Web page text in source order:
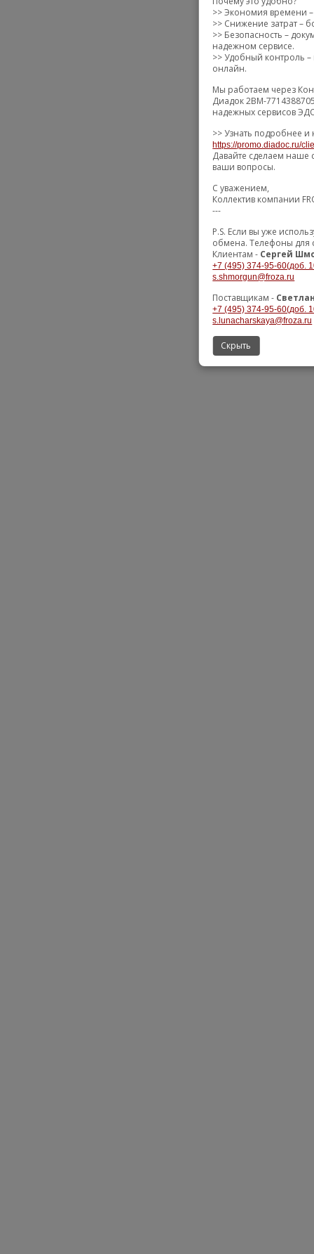
>> Экономия времени
>> Снижение затрат –
>> Безопасность –
надежном сервисе.
>> Удобный контроль –
онлайн.
Мы работаем через
Диадок 2BM-
надежных сервисов
>> Узнать подробнее и
https://promo.diadoc.ru/
Давайте сделаем наше
ваши вопросы.
С уважением,
Коллектив компании
---
P.S. Если вы уже
обмена. Телефоны для
Клиентам - Сергей
+7 (495) 374-95-60(доб.
s.shmorgun@froza.ru
Поставщикам -
+7 (495) 374-95-60(доб.
s.lunacharskaya@froza.ru
Скрыть